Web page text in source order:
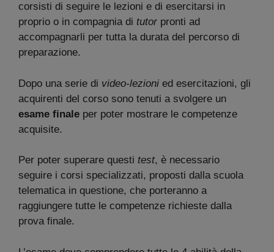
corsisti di seguire le lezioni e di esercitarsi in
proprio o in compagnia di tutor pronti ad
accompagnarli per tutta la durata del percorso di
preparazione.
Dopo una serie di video-lezioni ed esercitazioni, gli
acquirenti del corso sono tenuti a svolgere un
esame finale per poter mostrare le competenze
acquisite.
Per poter superare questi test, è necessario
seguire i corsi specializzati, proposti dalla scuola
telematica in questione, che porteranno a
raggiungere tutte le competenze richieste dalla
prova finale.